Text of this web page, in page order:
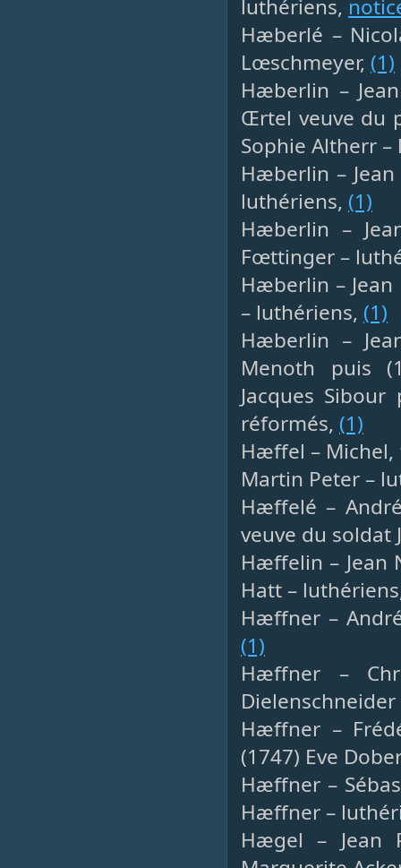
luthériens,
Hæberlé –
Lœschmeyer, (1)
Hæberlin –
Œrtel veuve du
Sophie Altherr
Hæberlin –
luthériens, (1)
Hæberlin –
Fœttinger –
Hæberlin – Jean
– luthériens, (1)
Hæberlin –
Menoth puis
Jacques
réformés, (1)
Hæffel – Michel,
Martin Peter –
Hæffelé –
veuve du soldat
Hæffelin – Jean
Hatt –
Hæffner –
(1)
Hæffner –
Hæffner –
(1747) Eve
Hæffner –
Hæffner –
Hægel – Jean